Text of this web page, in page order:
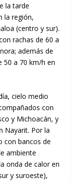
la tarde
la región,
(centro y sur).
rachas de 60 a
además de
50 a 70 km/h en
cielo medio
con
y Michoacán, y
Nayarit. Por la
con bancos de
ambiente
onda de calor en
y suroeste),